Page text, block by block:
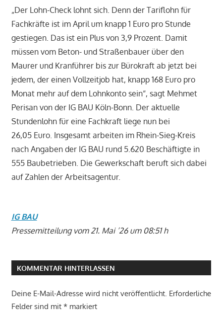
„Der Lohn-Check lohnt sich. Denn der Tariflohn für
Fachkräfte ist im April um knapp 1 Euro pro Stunde
gestiegen. Das ist ein Plus von 3,9 Prozent. Damit
müssen vom Beton- und Straßenbauer über den
Maurer und Kranführer bis zur Bürokraft ab jetzt bei
jedem, der einen Vollzeitjob hat, knapp 168 Euro pro
Monat mehr auf dem Lohnkonto sein“, sagt Mehmet
Perisan von der IG BAU Köln-Bonn. Der aktuelle
Stundenlohn für eine Fachkraft liege nun bei
26,05 Euro. Insgesamt arbeiten im Rhein-Sieg-Kreis
nach Angaben der IG BAU rund 5.620 Beschäftigte in
555 Baubetrieben. Die Gewerkschaft beruft sich dabei
auf Zahlen der Arbeitsagentur.
IG BAU
Pressemitteilung vom 21. Mai ’26 um 08:51 h
KOMMENTAR HINTERLASSEN
Deine E-Mail-Adresse wird nicht veröffentlicht. Erforderliche
Felder sind mit *markiert